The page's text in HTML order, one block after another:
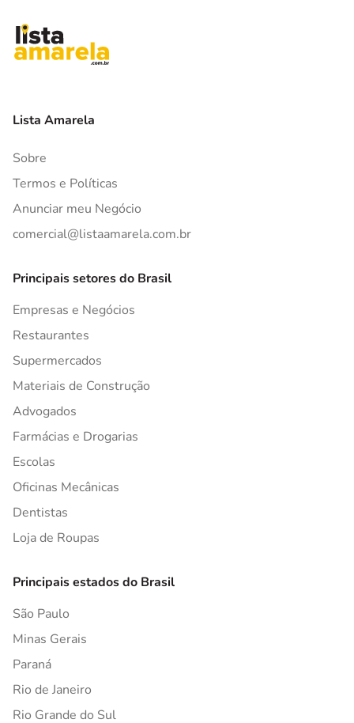
Lista Amarela
Sobre
Termos e Políticas
Anunciar meu Negócio
comercial@listaamarela.com.br
Principais setores do Brasil
Empresas e Negócios
Restaurantes
Supermercados
Materiais de Construção
Advogados
Farmácias e Drogarias
Escolas
Oficinas Mecânicas
Dentistas
Loja de Roupas
Principais estados do Brasil
São Paulo
Minas Gerais
Paraná
Rio de Janeiro
Rio Grande do Sul